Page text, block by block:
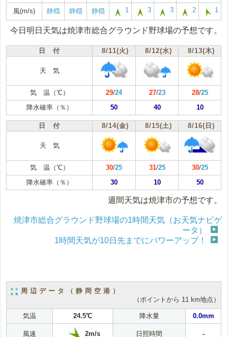
風(m/s) 静穏 静穏 静穏 1 3 3 2 1
今日明日天気は焼津市総合グラウンド野球場の予想です。
日 付 8/11(火) 8/12(水) 8/13(木)
天 気
気 温（℃） 29/24 27/23 28/25
降水確率（％）
50 40 10
日 付 8/14(金) 8/15(土) 8/16(日)
天 気
気 温（℃） 30/25 31/25 30/25
降水確率（％）
30 10 50
週間天気は焼津市の予想です。
焼津市総合グラウンド野球場の1時間天気（お天気ナビゲ
ータ）
1時間天気が10日先までにパワーアップ！
周辺データ（静岡空港）
（ポイントから 11 km地点）
気温 24.5℃ 降水量 0.0mm
風速 2m/s 日照時間 -